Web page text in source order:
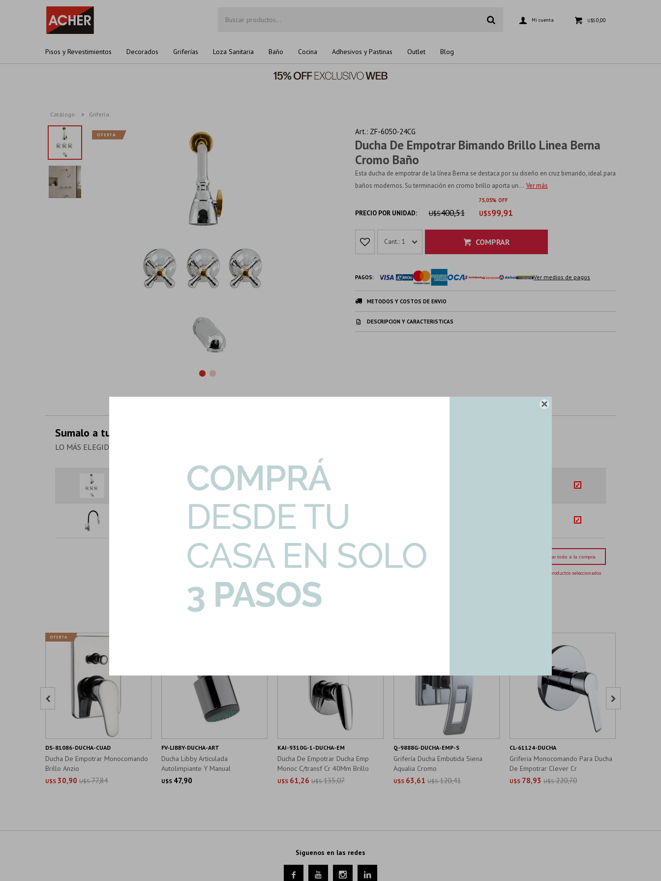

Pisos y Revestimientos Decorados Griferías Loza Sanitaria Baño Cocina Adhesivos y Pastinas Outlet Blog
U$S0,00
Catálogo Grifería
Ducha De Empotrar Bimando Brillo Linea Berna
Cromo Baño
ZF-6050-24CG
Esta ducha de empotrar de la línea Berna se destaca por su diseño en cruz bimando, ideal para
baños modernos. Su terminación en cromo brillo aporta un... Ver más
75 05
PRECIO POR UNIDAD: U$S99,91
U$S400,51
1 COMPRAR
PAGOS: Ver medios de pagos
METODOS Y COSTOS DE ENVIO
DESCRIPCION Y CARACTERISTICAS
Sumalo a tu compra
LO MÁS ELEGIDO EN CONJUNTO
PRECIO UNITARIO
Ducha De Empotrar Bimando Brillo Linea Berna Cr...
Art: ZF-6050-24CG
U$S
Grifo Cocina Mesada Monocomando Cromo Brillo Go...
Art: 7960D000-B-COCINA
U$S 109,35
Agregar todo a la compra
2 productos seleccionados
Ducha De Empotrar Monocomando
Brillo Anzio
U$S 30,90 U$S 77,84
DS-81086-DUCHA-CUAD
Ducha Libby Articulada
Autolimpiante Y Manual
U$S 47,90
FV-LIBBY-DUCHA-ART
Ducha De Empotrar Ducha Emp
Monoc C/transf Cr 40Mm Brillo
U$S 61,26 U$S 135,07
KAI-9310G-1-DUCHA-EM
Grifería Ducha Embutida Siena
Aqualia Cromo
U$S 63,61 U$S 120,41
Q-9888G-DUCHA-EMP-S
Griferia Monocomando Para Ducha
De Empotrar Clever Cr
U$S 78,93 U$S 220,70
CL-61124-DUCHA
 
Síguenos en las redes
   